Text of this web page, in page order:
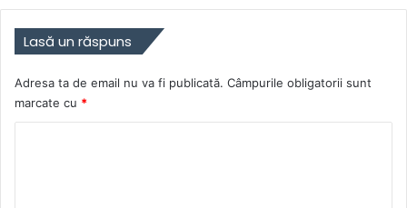
Lasă un răspuns
Adresa ta de email nu va fi publicată. Câmpurile obligatorii sunt
marcate cu *